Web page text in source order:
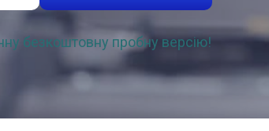
безкоштовну пробну версію!